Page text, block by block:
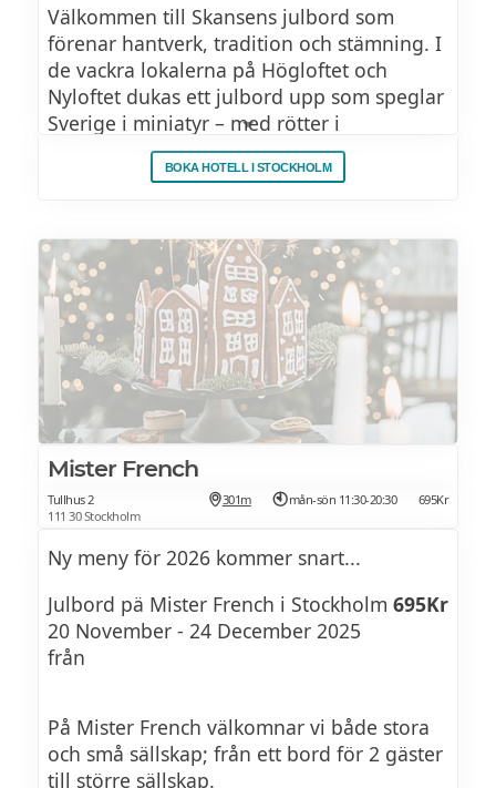
Välkommen till Skansens julbord som
förenar hantverk, tradition och stämning. I
de vackra lokalerna på Högloftet och
Nyloftet dukas ett julbord upp som speglar
Sverige i miniatyr – med rötter i
kulturhistorien och råvaror från gård, skog
och hav. Skansens julbord kan bokas både
Tider och priser
Lunchsittning kl 11.30 – 13.30
995Kr
Eftermiddagssittning kl 14.30 – 17.00
Middagssittning kl 18.00
1090Kr
Specialkväll: Lucia 13 december
JULBORDSMENY 2025
Brännvinsbordet – sill, fisk och havets
läckerheter.
Charkuterier & terriner – smaker från skog
och gård.
Bondens skördebord – vegetarisk
tillredning från årets skörd.
BOKA HOTELL I STOCKHOLM
Mister French
Tullhus 2
111 30 Stockholm
301m mån-sön 11:30-20:30 695Kr
Ny meny för 2026 kommer snart...
Julbord pä Mister French i Stockholm
20 November - 24 December 2025
från
695Kr
På Mister French välkomnar vi både stora
och små sällskap; från ett bord för 2 gäster
till större sällskap.